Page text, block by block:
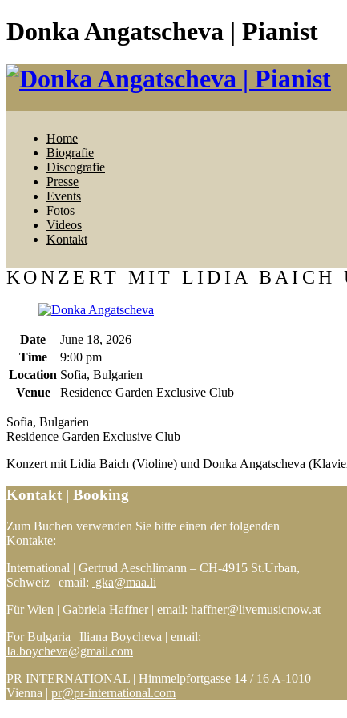
Donka Angatscheva | Pianist
Home
Biografie
Discografie
Presse
Events
Fotos
Videos
Kontakt
KONZERT MIT LIDIA BAICH
Date
June 18, 2026
Time
9:00 pm
Location Sofia, Bulgarien
Venue
Residence Garden Exclusive Club
Sofia, Bulgarien
Residence Garden Exclusive Club
Konzert mit Lidia Baich (Violine) und Donka Angatscheva
Kontakt | Booking
Zum Buchen verwenden Sie bitte einen der folgenden
Kontakte:
International | Gertrud Aeschlimann – CH-4915 St.Urban,
Schweiz | email: gka@maa.li
Für Wien | Gabriela Haffner | email: haffner@livemusicnow.at
For Bulgaria | Iliana Boycheva | email:
Ia.boycheva@gmail.com
PR INTERNATIONAL | Himmelpfortgasse 14 / 16 A-1010
Vienna | pr@pr-international.com